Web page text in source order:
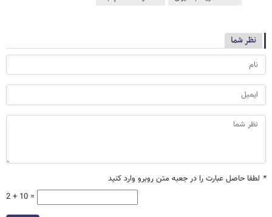
نظر شما
* لطفا حاصل عبارت را در جعبه متن روبرو وارد کنید
2 + 10 =